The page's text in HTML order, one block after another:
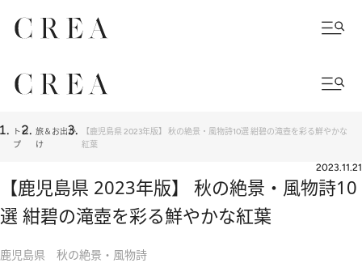
トッ
プ
旅＆お出か
け
【鹿児島県 2023年版】 秋の絶景・風物詩10選 紺碧の滝壺を彩る鮮やかな
紅葉
2023.11.21
【鹿児島県 2023年版】 秋の絶景・風物詩10
選 紺碧の滝壺を彩る鮮やかな紅葉
鹿児島県 秋の絶景・風物詩